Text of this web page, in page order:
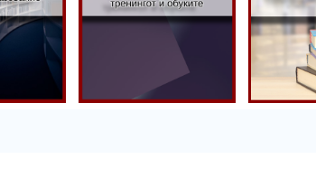
Совет за